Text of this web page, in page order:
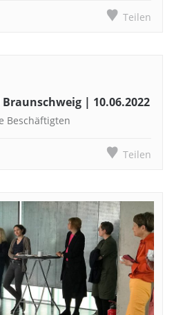
Teilen
Braunschweig | 10.06.2022
Beschäftigten
Teilen